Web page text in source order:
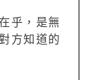
乎，是無
方知道的